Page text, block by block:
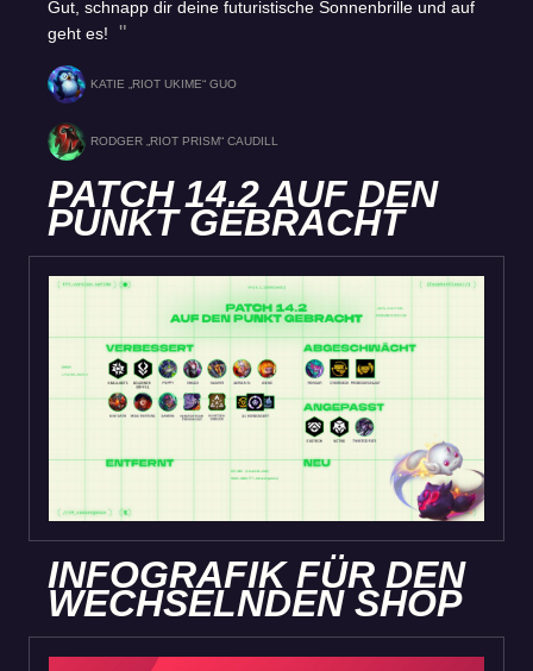
Gut, schnapp dir deine futuristische Sonnenbrille und auf
geht es!
KATIE „RIOT UKIME“ GUO
RODGER „RIOT PRISM“ CAUDILL
PATCH 14.2 AUF DEN
PUNKT GEBRACHT
INFOGRAFIK FÜR DEN
WECHSELNDEN SHOP